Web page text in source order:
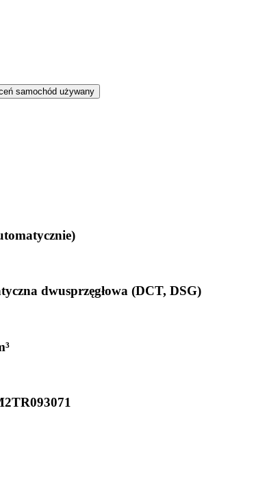
samochód używany
dwusprzęgłowa (DCT, DSG)